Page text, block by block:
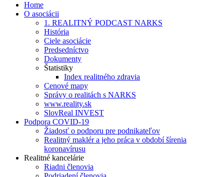
Home
O asociácii
1. REALITNÝ PODCAST NARKS
História
Ciele asociácie
Predsedníctvo
Dokumenty
Štatistiky
Index realitného zdravia
Cenové mapy
Správy o realitách s NARKS
www.reality.sk
SlovReal INVEST
Podpora COVID-19
Žiadosť o podporu pre podnikateľov
Realitný maklér a jeho práca v období šírenia
koronavírusu
Realitné kancelárie
Riadni členovia